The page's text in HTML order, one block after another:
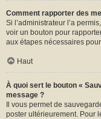
Comment rapporter des
Si l’administrateur l’a
voir un bouton pour
aux étapes nécessaires
Haut
À quoi sert le bouton «
message ?
Il vous permet de
poster ultérieurement. Pour